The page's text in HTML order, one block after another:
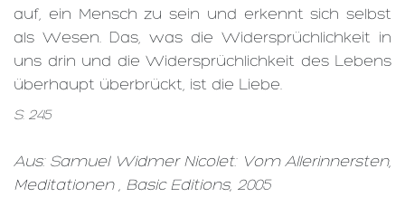
auf, ein Mensch zu sein und erkennt sich selbst
als Wesen. Das, was die Widersprüchlichkeit in
uns drin und die Widersprüchlichkeit des Lebens
überhaupt überbrückt, ist die Liebe.
S. 245
Aus: Samuel Widmer Nicolet: Vom Allerinnersten,
Meditationen , Basic Editions, 2005